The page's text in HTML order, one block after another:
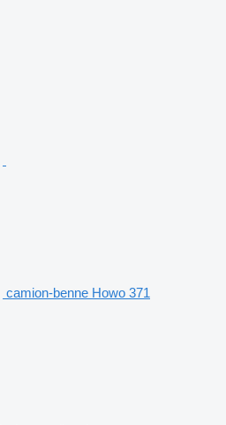
camion-benne Howo 371